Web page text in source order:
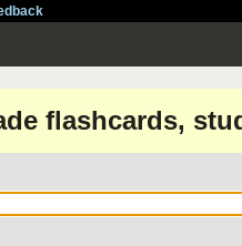
flashcards,